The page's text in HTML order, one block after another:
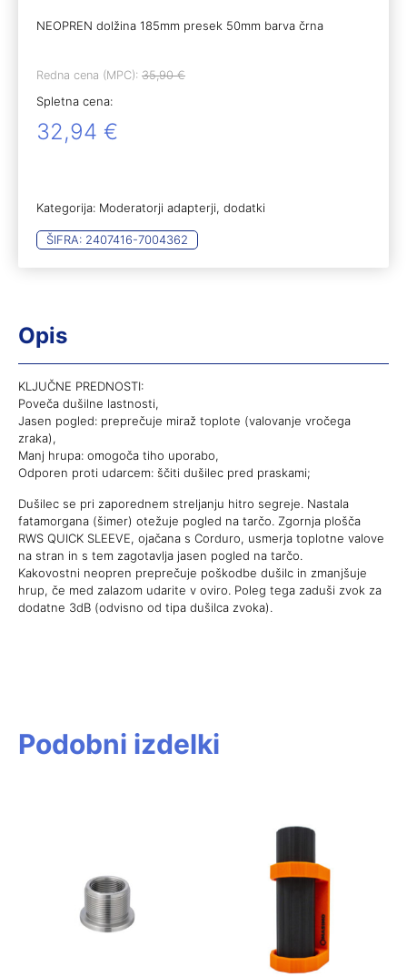
NEOPREN dolžina 185mm presek 50mm barva črna
Redna cena (MPC): 35,90€
Spletna cena:
32,94 €
Kategorija: Moderatorji adapterji, dodatki
ŠIFRA: 2407416-7004362
Opis
KLJUČNE PREDNOSTI:
Poveča dušilne lastnosti,
Jasen pogled: preprečuje miraž toplote (valovanje vročega
zraka),
Manj hrupa: omogoča tiho uporabo,
Odporen proti udarcem: ščiti dušilec pred praskami;
Dušilec se pri zaporednem streljanju hitro segreje. Nastala
fatamorgana (šimer) otežuje pogled na tarčo. Zgornja plošča
RWS QUICK SLEEVE, ojačana s Corduro, usmerja toplotne valove
na stran in s tem zagotavlja jasen pogled na tarčo.
Kakovostni neopren preprečuje poškodbe dušilc in zmanjšuje
hrup, če med zalazom udarite v oviro. Poleg tega zaduši zvok za
dodatne 3dB (odvisno od tipa dušilca zvoka).
Podobni izdelki